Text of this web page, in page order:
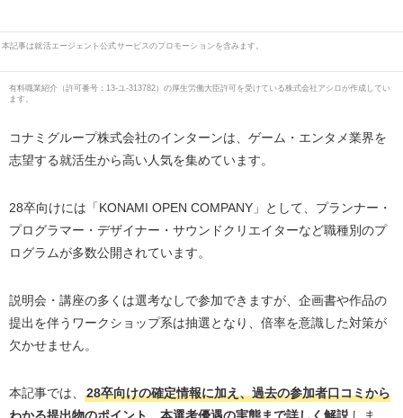
本記事は就活エージェント公式サービスのプロモーションを含みます。
有料職業紹介（許可番号：13-ユ-313782）の厚生労働大臣許可を受けている株式会社アシロが作成してい
ます。
コナミグループ株式会社のインターンは、ゲーム・エンタメ業界を
志望する就活生から高い人気を集めています。
28卒向けには「KONAMI OPEN COMPANY」として、プランナー・
プログラマー・デザイナー・サウンドクリエイターなど職種別のプ
ログラムが多数公開されています。
説明会・講座の多くは選考なしで参加できますが、企画書や作品の
提出を伴うワークショップ系は抽選となり、倍率を意識した対策が
欠かせません。
本記事では、
28卒向けの確定情報に加え、過去の参加者口コミから